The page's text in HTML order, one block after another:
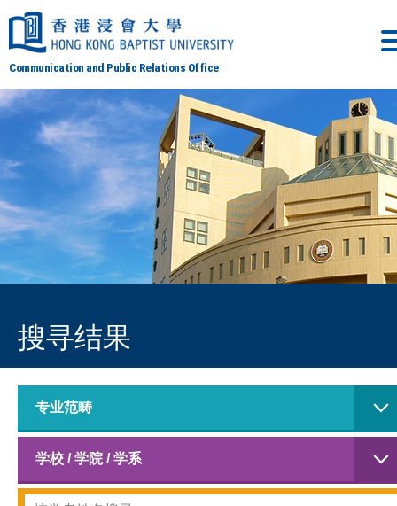
Communication and Public Relations Office
搜寻结果
专业范畴
学校 / 学院 / 学系